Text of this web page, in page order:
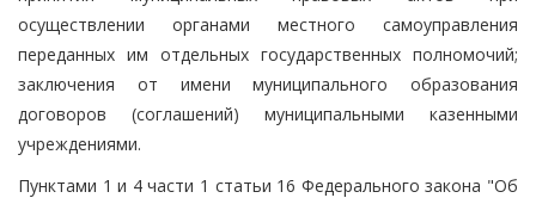
осуществлении органами местного самоуправления
переданных им отдельных государственных полномочий;
заключения от имени муниципального образования
договоров (соглашений) муниципальными казенными
учреждениями.
Пунктами 1 и 4 части 1 статьи 16 Федерального закона "Об